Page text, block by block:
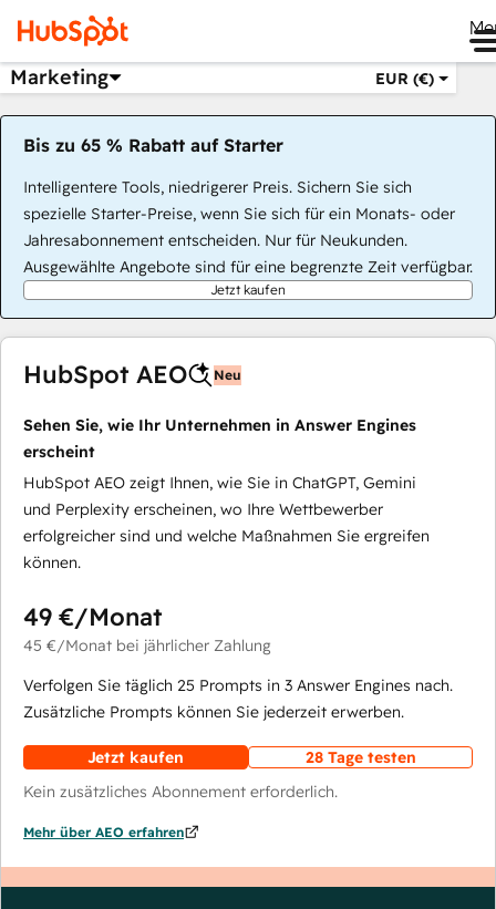
Marketing EUR (€)
Bis zu 65 % Rabatt auf Starter
Intelligentere Tools, niedrigerer Preis. Sichern Sie sich
spezielle Starter-Preise, wenn Sie sich für ein Monats- oder
Jahresabonnement entscheiden. Nur für Neukunden.
Ausgewählte Angebote sind für eine begrenzte Zeit verfügbar.
Jetzt kaufen
HubSpot AEO Neu
Sehen Sie, wie Ihr Unternehmen in Answer Engines
erscheint
HubSpot AEO zeigt Ihnen, wie Sie in ChatGPT, Gemini
und Perplexity erscheinen, wo Ihre Wettbewerber
erfolgreicher sind und welche Maßnahmen Sie ergreifen
können.
49 €/Monat
45 €/Monat bei jährlicher Zahlung
Verfolgen Sie täglich 25 Prompts in 3 Answer Engines nach.
Zusätzliche Prompts können Sie jederzeit erwerben.
Jetzt kaufen
28 Tage testen
Kein zusätzliches Abonnement erforderlich.
Mehr über AEO erfahren